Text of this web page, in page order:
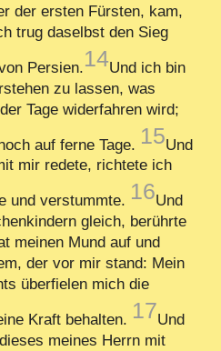
der ersten Fürsten, kam,
trug daselbst den Sieg
Persien.14Und ich bin
zu lassen, was
Tage widerfahren wird;
auf ferne Tage. 15Und
mir redete, richtete ich
und verstummte. 16Und
gleich, berührte
meinen Mund auf und
der vor mir stand: Mein
überfielen mich die
Kraft behalten. 17Und
meines Herrn mit